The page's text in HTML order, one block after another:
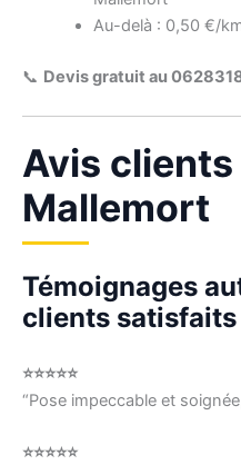
Au-delà : 0,50 €/
📞 Devis gratuit au
Avis
Mallemort
Témoignages
clients satisfaits
⭐⭐⭐⭐⭐
“Pose impeccable et
⭐⭐⭐⭐⭐